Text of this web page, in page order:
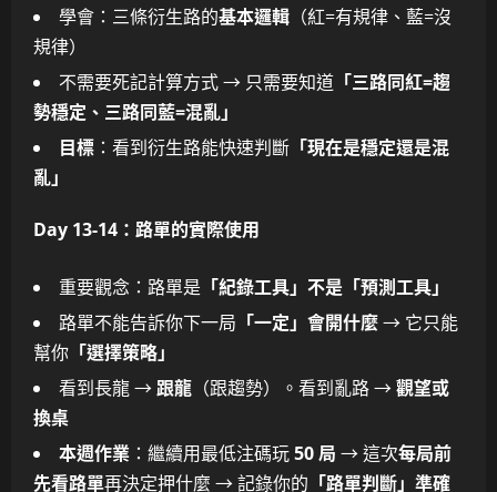
學會：三條衍生路的基本邏輯 （紅=有規律、藍=沒
規律）
不需要死記計算方式 → 只需要知道 「三路同紅=趨
勢穩定、三路同藍=混亂」
目標 ：看到衍生路能快速判斷 「現在是穩定還是混
亂」
Day 13-14：路單的實際使用
重要觀念：路單是 「紀錄工具」不是「預測工具」
路單不能告訴你下一局 「一定」會開什麼→ 它只能
幫你 「選擇策略」
看到長龍 →跟龍 （跟趨勢）。看到亂路 →觀望或
換桌
本週作業 ：繼續用最低注碼玩50 局 → 這次每局前
先看路單再決定押什麼 → 記錄你的 「路單判斷」準確